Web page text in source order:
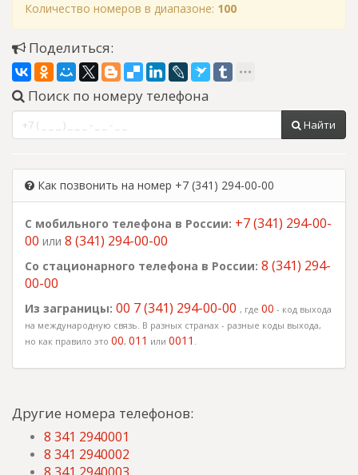
Количество номеров в диапазоне: 100
Поделиться:
Поиск по номеру телефона
Найти
Как позвонить на номер +7 (341) 294-00-00
С мобильного телефона в России: +7 (341) 294-00-
00 или 8 (341) 294-00-00
Со стационарного телефона в России: 8 (341) 294-
00-00
Из заграницы: 00 7 (341) 294-00-00 , где 00 - код выхода
на международную связь. В разных странах - разные коды выхода,
но как правило это 00, 011 или 0011 .
Другие номера телефонов:
8 341 2940001
8 341 2940002